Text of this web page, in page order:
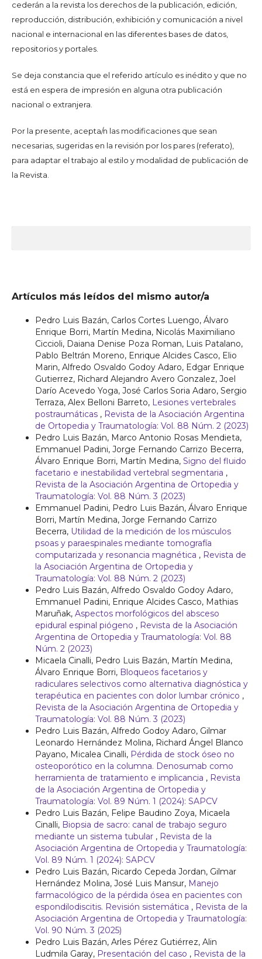
cederán a la revista los derechos de la publicación, edición,
reproducción, distribución, exhibición y comunicación a nivel
nacional e internacional en las diferentes bases de datos,
repositorios y portales.
Se deja constancia que el referido artículo es inédito y que no
está en espera de impresión en alguna otra publicación
nacional o extranjera.
Por la presente, acepta/n las modificaciones que sean
necesarias, sugeridas en la revisión por los pares (referato),
para adaptar el trabajo al estilo y modalidad de publicación de
la Revista.
Artículos más leídos del mismo autor/a
Pedro Luis Bazán, Carlos Cortes Luengo, Álvaro
Enrique Borri, Martín Medina, Nicolás Maximiliano
Ciccioli, Daiana Denise Poza Roman, Luis Patalano,
Pablo Beltrán Moreno, Enrique Alcides Casco, Elio
Marin, Alfredo Osvaldo Godoy Adaro, Edgar Enrique
Gutierrez, Richard Alejandro Avero Gonzalez, Joel
Darío Acevedo Yoga, José Carlos Soria Adaro, Sergio
Terraza, Alex Belloni Barreto, Lesiones vertebrales
postraumáticas , Revista de la Asociación Argentina
de Ortopedia y Traumatología: Vol. 88 Núm. 2 (2023)
Pedro Luis Bazán, Marco Antonio Rosas Mendieta,
Emmanuel Padini, Jorge Fernando Carrizo Becerra,
Álvaro Enrique Borri, Martín Medina, Signo del fluido
facetario e inestabilidad vertebral segmentaria ,
Revista de la Asociación Argentina de Ortopedia y
Traumatología: Vol. 88 Núm. 3 (2023)
Emmanuel Padini, Pedro Luis Bazán, Álvaro Enrique
Borri, Martín Medina, Jorge Fernando Carrizo
Becerra, Utilidad de la medición de los músculos
psoas y paraespinales mediante tomografía
computarizada y resonancia magnética , Revista de
la Asociación Argentina de Ortopedia y
Traumatología: Vol. 88 Núm. 2 (2023)
Pedro Luis Bazán, Alfredo Osvaldo Godoy Adaro,
Emmanuel Padini, Enrique Alcides Casco, Mathias
Maruñak, Aspectos morfológicos del absceso
epidural espinal piógeno , Revista de la Asociación
Argentina de Ortopedia y Traumatología: Vol. 88
Núm. 2 (2023)
Micaela Cinalli, Pedro Luis Bazán, Martín Medina,
Álvaro Enrique Borri, Bloqueos facetarios y
radiculares selectivos como alternativa diagnóstica y
terapéutica en pacientes con dolor lumbar crónico ,
Revista de la Asociación Argentina de Ortopedia y
Traumatología: Vol. 88 Núm. 3 (2023)
Pedro Luis Bazán, Alfredo Godoy Adaro, Gilmar
Leonardo Hernández Molina, Richard Ángel Blanco
Payano, Micalea Cinalli, Pérdida de stock óseo no
osteoporótico en la columna. Denosumab como
herramienta de tratamiento e implicancia , Revista
de la Asociación Argentina de Ortopedia y
Traumatología: Vol. 89 Núm. 1 (2024): SAPCV
Pedro Luis Bazán, Felipe Baudino Zoya, Micaela
Cinalli, Biopsia de sacro: canal de trabajo seguro
mediante un sistema tubular , Revista de la
Asociación Argentina de Ortopedia y Traumatología:
Vol. 89 Núm. 1 (2024): SAPCV
Pedro Luis Bazán, Ricardo Cepeda Jordan, Gilmar
Hernández Molina, José Luis Mansur, Manejo
farmacológico de la pérdida ósea en pacientes con
espondilodiscitis. Revisión sistemática , Revista de la
Asociación Argentina de Ortopedia y Traumatología:
Vol. 90 Núm. 3 (2025)
Pedro Luis Bazán, Arles Pérez Gutiérrez, Alin
Ludmila Garay, Presentación del caso , Revista de la